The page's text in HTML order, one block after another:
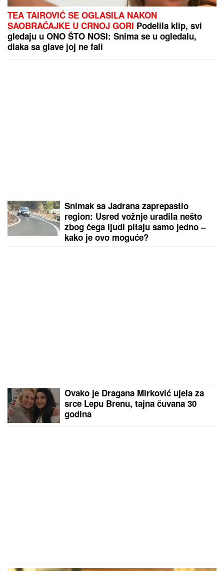
TEA TAIROVIĆ SE OGLASILA NAKON
SAOBRAĆAJKE U CRNOJ GORI Podelila klip, svi
gledaju u ONO ŠTO NOSI: Snima se u ogledalu,
dlaka sa glave joj ne fali
Snimak sa Jadrana zaprepastio
region: Usred vožnje uradila nešto
zbog čega ljudi pitaju samo jedno –
kako je ovo moguće?
Ovako je Dragana Mirković ujela za
srce Lepu Brenu, tajna čuvana 30
godina